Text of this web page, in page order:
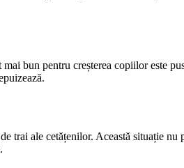
bun pentru creșterea copiilor este
trai ale cetățenilor. Această situație nu